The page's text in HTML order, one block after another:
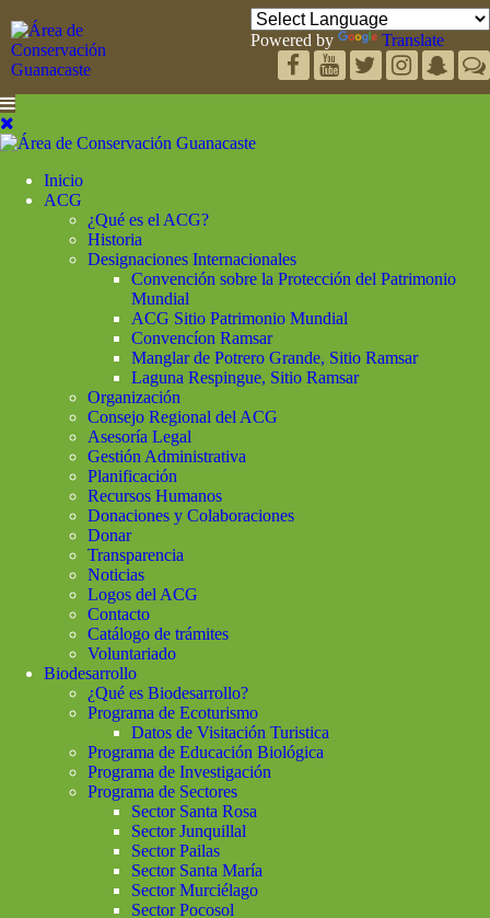
Powered by Translate
Inicio
ACG
¿Qué es el ACG?
Historia
Designaciones Internacionales
Convención sobre la Protección del Patrimonio
Mundial
ACG Sitio Patrimonio Mundial
Convencíon Ramsar
Manglar de Potrero Grande, Sitio Ramsar
Laguna Respingue, Sitio Ramsar
Organización
Consejo Regional del ACG
Asesoría Legal
Gestión Administrativa
Planificación
Recursos Humanos
Donaciones y Colaboraciones
Donar
Transparencia
Noticias
Logos del ACG
Contacto
Catálogo de trámites
Voluntariado
Biodesarrollo
¿Qué es Biodesarrollo?
Programa de Ecoturismo
Datos de Visitación Turistica
Programa de Educación Biológica
Programa de Investigación
Programa de Sectores
Sector Santa Rosa
Sector Junquillal
Sector Pailas
Sector Santa María
Sector Murciélago
Sector Pocosol